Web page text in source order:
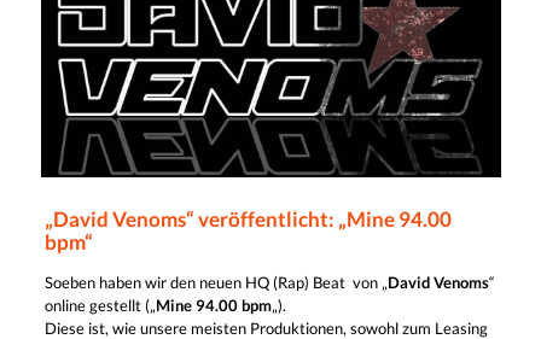
„David Venoms“ veröffentlicht: „Mine 94.00
bpm“
Soeben haben wir den neuen HQ (Rap) Beat von „David Venoms“
online gestellt („Mine 94.00 bpm„).
Diese ist, wie unsere meisten Produktionen, sowohl zum Leasing